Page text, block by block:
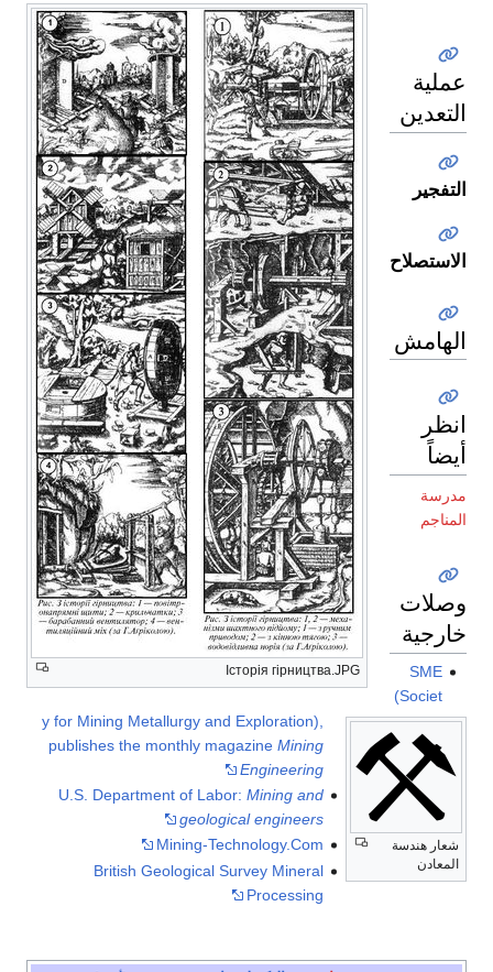
Історія гірництва.JPG
شعار هندسة
المعادن
عملية
التعدين
التفجير
الاستصلاح
الهامش
انظر
أيضاً
مدرسة
المناجم
وصلات
خارجية
SME
(Societ
y for Mining Metallurgy and Exploration),
publishes the monthly magazineMining
Engineering
U.S. Department of Labor:Mining and
geological engineers
Mining-Technology.Com
British Geological Survey Mineral
Processing